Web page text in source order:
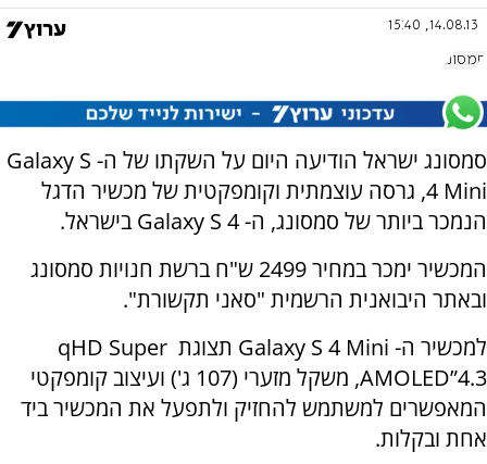
14.08.13, 15:40
סמסונג
סמסונג ישראל הודיעה היום על השקתו של ה- Galaxy S
4 Mini, גרסה עוצמתית וקומפקטית של מכשיר הדגל
הנמכר ביותר של סמסונג, ה- Galaxy S 4 בישראל.
המכשיר ימכר במחיר 2499 ש"ח ברשת חנויות סמסונג
ובאתר היבואנית הרשמית "סאני תקשורת".
למכשיר ה- Galaxy S 4 Mini תצוגת qHD Super
AMOLED”4.3, משקל מזערי (107 ג') ועיצוב קומפקטי
המאפשרים למשתמש להחזיק ולתפעל את המכשיר ביד
אחת ובקלות.